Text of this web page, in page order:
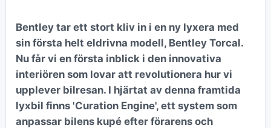
Bentley tar ett stort kliv in i en ny lyxera med
sin första helt eldrivna modell, Bentley Torcal.
Nu får vi en första inblick i den innovativa
interiören som lovar att revolutionera hur vi
upplever bilresan. I hjärtat av denna framtida
lyxbil finns 'Curation Engine', ett system som
anpassar bilens kupé efter förarens och